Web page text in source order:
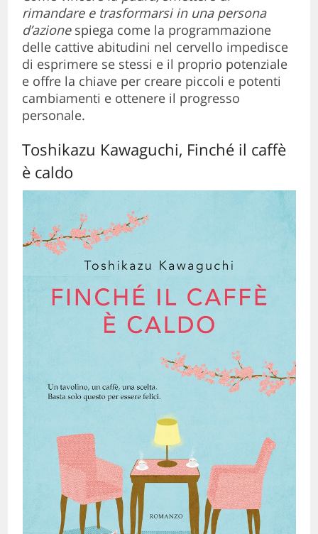
rimandare e trasformarsi in una persona
d’azione spiega come la programmazione
delle cattive abitudini nel cervello impedisce
di esprimere se stessi e il proprio potenziale
e offre la chiave per creare piccoli e potenti
cambiamenti e ottenere il progresso
personale.
Toshikazu Kawaguchi, Finché il caffè
è caldo